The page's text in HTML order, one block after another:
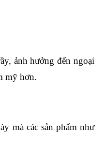
ảnh hưởng đến ngoại
mỹ hơn.
mà các sản phẩm như